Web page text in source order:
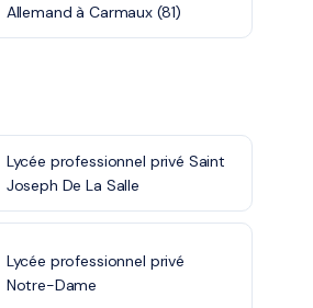
Allemand à Carmaux (81)
Lycée professionnel privé Saint
Joseph De La Salle
Lycée professionnel privé
Notre-Dame